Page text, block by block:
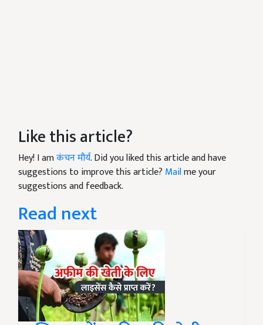
Like this article?
Hey! I amकंचन मौर्य. Did you liked this article and have
suggestions to improve this article? Mailme your
suggestions and feedback.
Read next